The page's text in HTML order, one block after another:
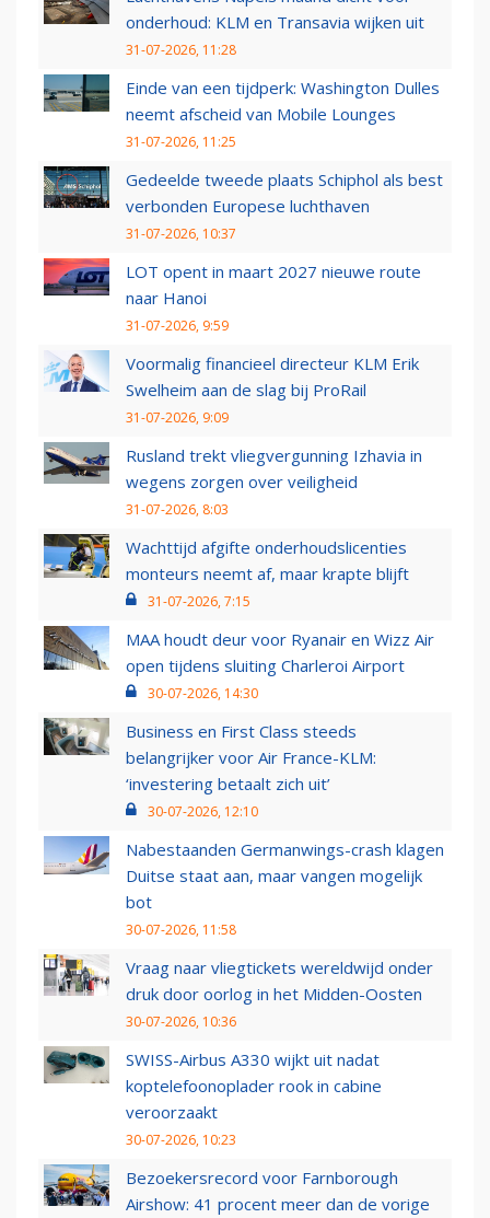
onderhoud: KLM en Transavia wijken uit
31-07-2026, 11:28
Einde van een tijdperk: Washington Dulles
neemt afscheid van Mobile Lounges
31-07-2026, 11:25
Gedeelde tweede plaats Schiphol als best
verbonden Europese luchthaven
31-07-2026, 10:37
LOT opent in maart 2027 nieuwe route
naar Hanoi
31-07-2026, 9:59
Voormalig financieel directeur KLM Erik
Swelheim aan de slag bij ProRail
31-07-2026, 9:09
Rusland trekt vliegvergunning Izhavia in
wegens zorgen over veiligheid
31-07-2026, 8:03
Wachttijd afgifte onderhoudslicenties
monteurs neemt af, maar krapte blijft
31-07-2026, 7:15
MAA houdt deur voor Ryanair en Wizz Air
open tijdens sluiting Charleroi Airport
30-07-2026, 14:30
Business en First Class steeds
belangrijker voor Air France-KLM:
‘investering betaalt zich uit’
30-07-2026, 12:10
Nabestaanden Germanwings-crash klagen
Duitse staat aan, maar vangen mogelijk
bot
30-07-2026, 11:58
Vraag naar vliegtickets wereldwijd onder
druk door oorlog in het Midden-Oosten
30-07-2026, 10:36
SWISS-Airbus A330 wijkt uit nadat
koptelefoonoplader rook in cabine
veroorzaakt
30-07-2026, 10:23
Bezoekersrecord voor Farnborough
Airshow: 41 procent meer dan de vorige